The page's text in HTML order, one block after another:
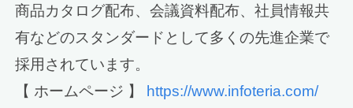
商品カタログ配布、会議資料配布、社員情報共
有などのスタンダードとして多くの先進企業で
採用されています。
【 ホームページ 】 https://www.infoteria.com/